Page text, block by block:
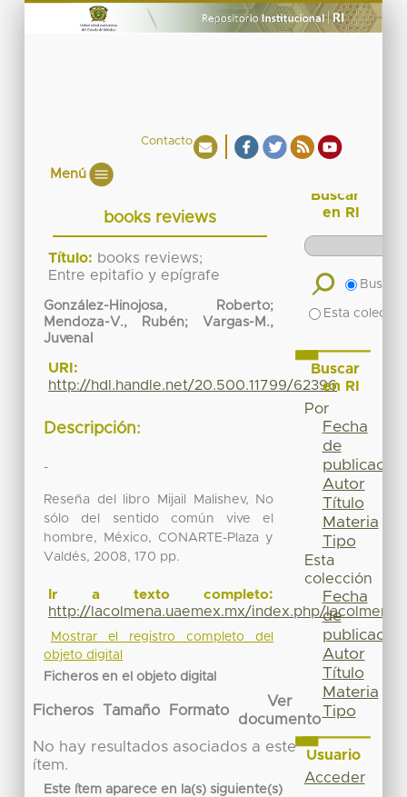
Contacto
Menú
books reviews
Título: books reviews;
Entre epitafio y epígrafe
González-Hinojosa, Roberto;
Mendoza-V., Rubén; Vargas-M.,
Juvenal
URI:
http://hdl.handle.net/20.500.11799/62396
Descripción:
-
Reseña del libro Mijail Malishev, No
sólo del sentido común vive el
hombre, México, CONARTE-Plaza y
Valdés, 2008, 170 pp.
Ir a texto completo:
http://lacolmena.uaemex.mx/index.php/
Mostrar el registro completo del
objeto digital
Ficheros en el objeto digital
Ficheros Tamaño Formato
Ver
documento
No hay resultados asociados a este
ítem.
Este ítem aparece en la(s) siguiente(s)
Buscar
en RI
Buscar
Esta
Buscar
en RI
Por
Fecha
de
publicación
Autor
Título
Materia
Tipo
Esta
colección
Fecha
de
publicación
Autor
Título
Materia
Tipo
Usuario
Acceder